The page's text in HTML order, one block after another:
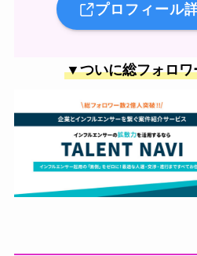
プロフィール
▼ついに総フォロ